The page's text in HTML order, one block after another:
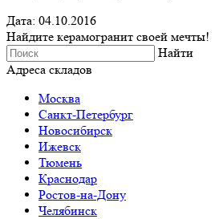
Дата: 04.10.2016
Найдите керамогранит своей мечты!
Найти
Адреса складов
Москва
Санкт-Петербург
Новосибирск
Ижевск
Тюмень
Краснодар
Ростов-на-Дону
Челябинск